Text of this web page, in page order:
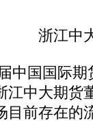
浙江中
国国际期
江中大期货
目前存在的